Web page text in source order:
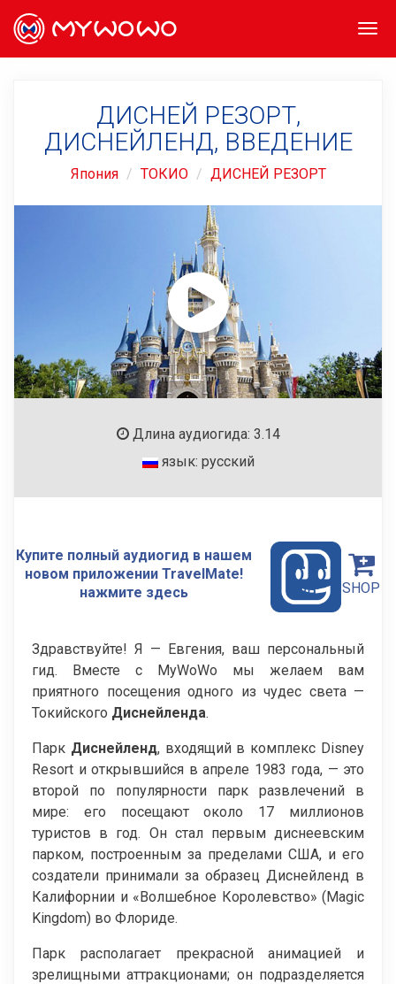
ДИСНЕЙ РЕЗОРТ,
ДИСНЕЙЛЕНД, ВВЕДЕНИЕ
Япония ТОКИО ДИСНЕЙ РЕЗОРТ
Длина аудиогида: 3.14
язык: русский
Купите полный аудиогид в нашем
новом приложении TravelMate!
нажмите здесь
SHOP
Здравствуйте! Я — Евгения, ваш персональный
гид. Вместе с MyWoWo мы желаем вам
приятного посещения одного из чудес света —
Токийского Диснейленда.
Парк Диснейленд, входящий в комплекс Disney
Resort и открывшийся в апреле 1983 года, — это
второй по популярности парк развлечений в
мире: его посещают около 17 миллионов
туристов в год. Он стал первым диснеевским
парком, построенным за пределами США, и его
создатели принимали за образец Диснейленд в
Калифорнии и «Волшебное Королевство» (Magic
Kingdom) во Флориде.
Парк располагает прекрасной анимацией и
зрелищными аттракционами; он подразделяется